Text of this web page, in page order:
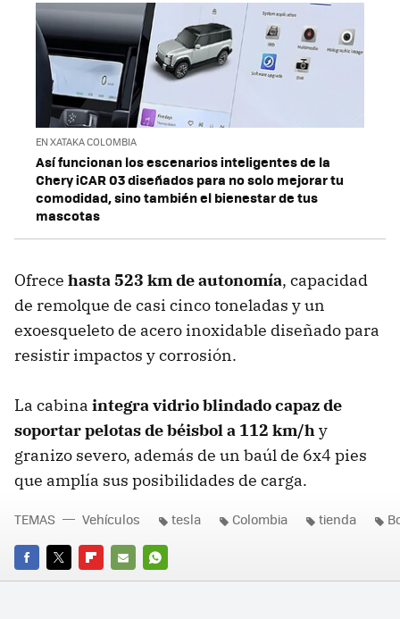
EN XATAKA COLOMBIA
Así funcionan los escenarios inteligentes de la
Chery iCAR 03 diseñados para no solo mejorar tu
comodidad, sino también el bienestar de tus
mascotas
Ofrece hasta 523 km de autonomía, capacidad
de remolque de casi cinco toneladas y un
exoesqueleto de acero inoxidable diseñado para
resistir impactos y corrosión.
La cabina integra vidrio blindado capaz de
soportar pelotas de béisbol a 112 km/hy
granizo severo, además de un baúl de 6x4 pies
que amplía sus posibilidades de carga.
FACEBOOK
TWITTERFLIPBOARD
E-
WHATSAPP
TEMAS Vehículos tesla Colombia tienda